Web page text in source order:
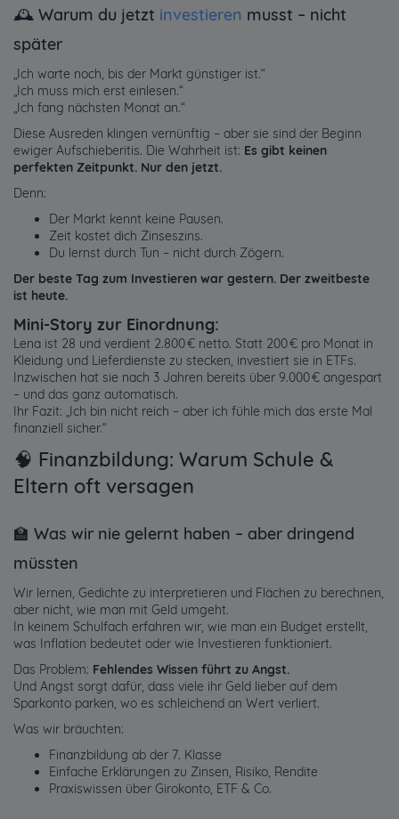
🕰️ Warum du jetzt investieren musst – nicht
später
„Ich warte noch, bis der Markt günstiger ist.“
„Ich muss mich erst einlesen.“
„Ich fang nächsten Monat an.“
Diese Ausreden klingen vernünftig – aber sie sind der Beginn
ewiger Aufschieberitis. Die Wahrheit ist: Es gibt keinen
perfekten Zeitpunkt. Nur den jetzt.
Denn:
Der Markt kennt keine Pausen.
Zeit kostet dich Zinseszins.
Du lernst durch Tun – nicht durch Zögern.
Der beste Tag zum Investieren war gestern. Der zweitbeste
ist heute.
Mini-Story zur Einordnung:
Lena ist 28 und verdient 2.800 € netto. Statt 200 € pro Monat in
Kleidung und Lieferdienste zu stecken, investiert sie in ETFs.
Inzwischen hat sie nach 3 Jahren bereits über 9.000 € angespart
– und das ganz automatisch.
Ihr Fazit: „Ich bin nicht reich – aber ich fühle mich das erste Mal
finanziell sicher.“
🧠 Finanzbildung: Warum Schule &
Eltern oft versagen
🏫 Was wir nie gelernt haben – aber dringend
müssten
Wir lernen, Gedichte zu interpretieren und Flächen zu berechnen,
aber nicht, wie man mit Geld umgeht.
In keinem Schulfach erfahren wir, wie man ein Budget erstellt,
was Inflation bedeutet oder wie Investieren funktioniert.
Das Problem: Fehlendes Wissen führt zu Angst.
Und Angst sorgt dafür, dass viele ihr Geld lieber auf dem
Sparkonto parken, wo es schleichend an Wert verliert.
Was wir bräuchten:
Finanzbildung ab der 7. Klasse
Einfache Erklärungen zu Zinsen, Risiko, Rendite
Praxiswissen über Girokonto, ETF & Co.